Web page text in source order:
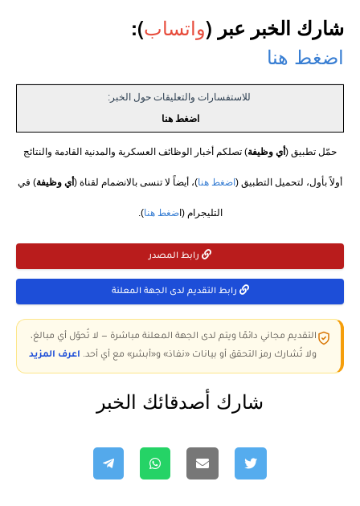
شارك الخبر عبر (واتساب):
اضغط هنا
للاستفسارات والتعليقات حول الخبر:
اضغط هنا
حمّل تطبيق ( أي وظيفة) تصلكم أخبار الوظائف العسكرية والمدنية القادمة والنتائج
أولاً بأول، لتحميل التطبيق ( اضغط هنا)، أيضاً لا تنسى بالانضمام لقناة ( أي وظيفة) في
التليجرام (اضغط هنا).
رابط المصدر
رابط التقديم لدى الجهة المعلنة
التقديم مجاني دائمًا ويتم لدى الجهة المعلنة مباشرة — لا تُحوّل أي مبالغ،
ولا تُشارك رمز التحقق أو بيانات «نفاذ» و«أبشر» مع أي أحد. اعرف المزيد
شارك أصدقائك الخبر